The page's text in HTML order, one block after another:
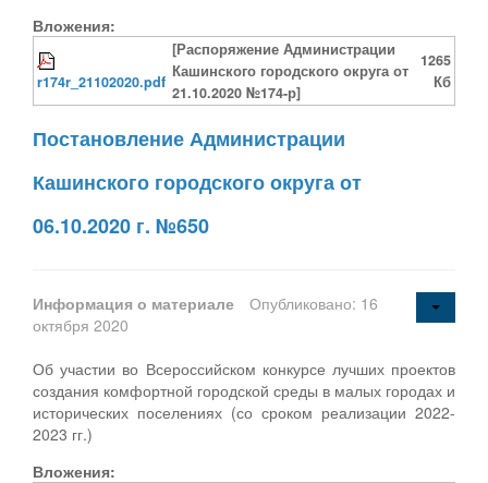
Вложения:
r174r_21102020.pdf
[Распоряжение Администрации
Кашинского городского округа от
21.10.2020 №174-р]
1265
Кб
Постановление Администрации
Кашинского городского округа от
06.10.2020 г. №650
Информация о материале
Опубликовано: 16
октября 2020
Об участии во Всероссийском конкурсе лучших проектов
создания комфортной городской среды в малых городах и
исторических поселениях (со сроком реализации 2022-
2023 гг.)
Вложения: